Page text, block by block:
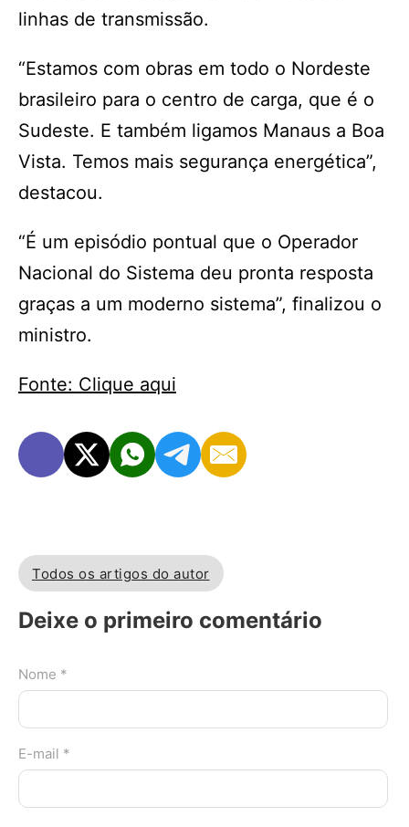
linhas de transmissão.
“Estamos com obras em todo o Nordeste
brasileiro para o centro de carga, que é o
Sudeste. E também ligamos Manaus a Boa
Vista. Temos mais segurança energética”,
destacou.
“É um episódio pontual que o Operador
Nacional do Sistema deu pronta resposta
graças a um moderno sistema”, finalizou o
ministro.
Fonte: Clique aqui
Todos os artigos do autor
Deixe o primeiro comentário
Nome *
E-mail *